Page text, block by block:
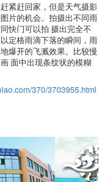
紧赶回家，但是天气摄影
片的机会。拍摄出不同雨
快门可以拍 摄出完全不
定格雨滴下落的瞬间，雨
爆开的飞溅效果。比较慢
面中出现条纹状的模糊
370/3703955.html